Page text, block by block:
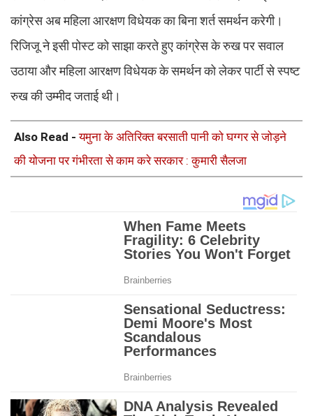
कांग्रेस अब महिला आरक्षण विधेयक का बिना शर्त समर्थन करेगी।
रिजिजू ने इसी पोस्ट को साझा करते हुए कांग्रेस के रुख पर सवाल
उठाया और महिला आरक्षण विधेयक के समर्थन को लेकर पार्टी से स्पष्ट
रुख की उम्मीद जताई थी।
Also Read -यमुना के अतिरिक्त बरसाती पानी को घग्गर से जोड़ने
की योजना पर गंभीरता से काम करे सरकार : कुमारी सैलजा